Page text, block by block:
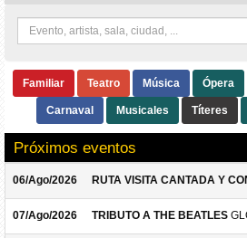
Familiar Teatro Música Ópera
Carnaval Musicales Títeres
Próximos eventos
06/Ago/2026 RUTA VISITA CANTADA Y
07/Ago/2026 TRIBUTO A THE BEATLES